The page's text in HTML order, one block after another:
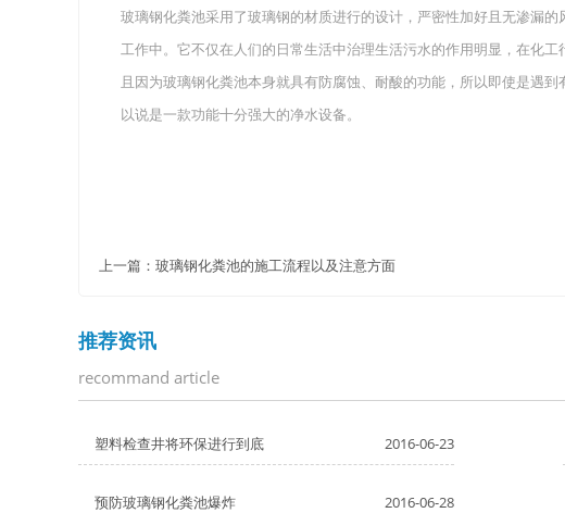
玻璃钢化粪池采用了玻璃钢的材质进行的设计，严密性加好且无渗漏
工作中。它不仅在人们的日常生活中治理生活污水的作用明显，在化
且因为玻璃钢化粪池本身就具有防腐蚀、耐酸的功能，所以即使是遇
以说是一款功能十分强大的净水设备。
上一篇： 玻璃钢化粪池的施工流程以及注意方面
推荐资讯
recommand article
塑料检查井将环保进行到底 2016-06-23
预防玻璃钢化粪池爆炸 2016-06-28